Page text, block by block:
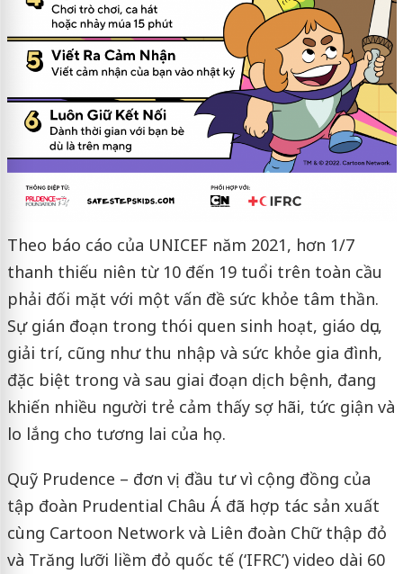
Theo báo cáo của UNICEF năm 2021, hơn 1/7
thanh thiếu niên từ 10 đến 19 tuổi trên toàn cầu
phải đối mặt với một vấn đề sức khỏe tâm thần.
Sự gián đoạn trong thói quen sinh hoạt, giáo dục,
giải trí, cũng như thu nhập và sức khỏe gia đình,
đặc biệt trong và sau giai đoạn dịch bệnh, đang
khiến nhiều người trẻ cảm thấy sợ hãi, tức giận và
lo lắng cho tương lai của họ.
Quỹ Prudence – đơn vị đầu tư vì cộng đồng của
tập đoàn Prudential Châu Á đã hợp tác sản xuất
cùng Cartoon Network và Liên đoàn Chữ thập đỏ
và Trăng lưỡi liềm đỏ quốc tế (‘IFRC’) video dài 60